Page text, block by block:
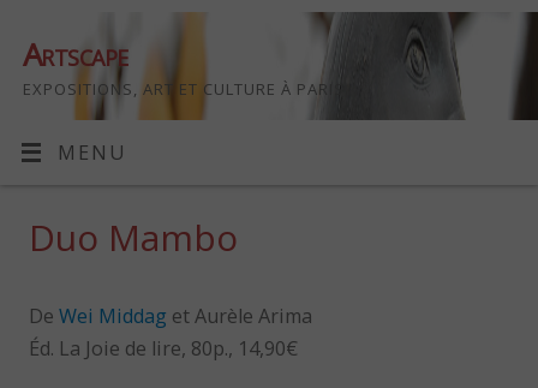
Artscape
EXPOSITIONS, ART ET CULTURE À PARIS
MENU
Duo Mambo
DeWei Middag et Aurèle Arima
Éd. La Joie de lire, 80p., 14,90€